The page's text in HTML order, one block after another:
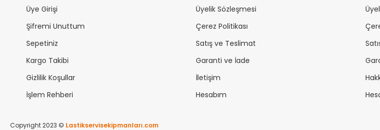
Üye Girişi
Şifremi Unuttum
Sepetiniz
Kargo Takibi
Gizlilik Koşullar
İşlem Rehberi
Üyelik Sözleşmesi
Çerez Politikası
Satış ve Teslimat
Garanti ve İade
İletişim
Hesabım
Copyright 2023 © Lastikservisekipmanları.com